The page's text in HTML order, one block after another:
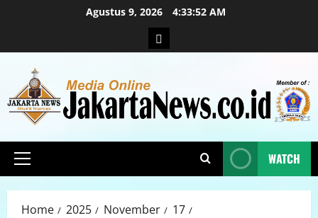
Agustus 9, 2026 4:33:53 AM
WATCH
Home 2025 November
17